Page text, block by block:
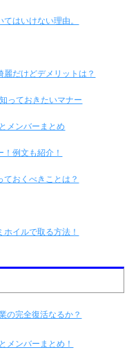
はいけない理由。
だけどデメリットは？
っておきたいマナー
メンバーまとめ
例文も紹介！
おくべきことは？
イルで取る方法！
の完全復活なるか？
メンバーまとめ！